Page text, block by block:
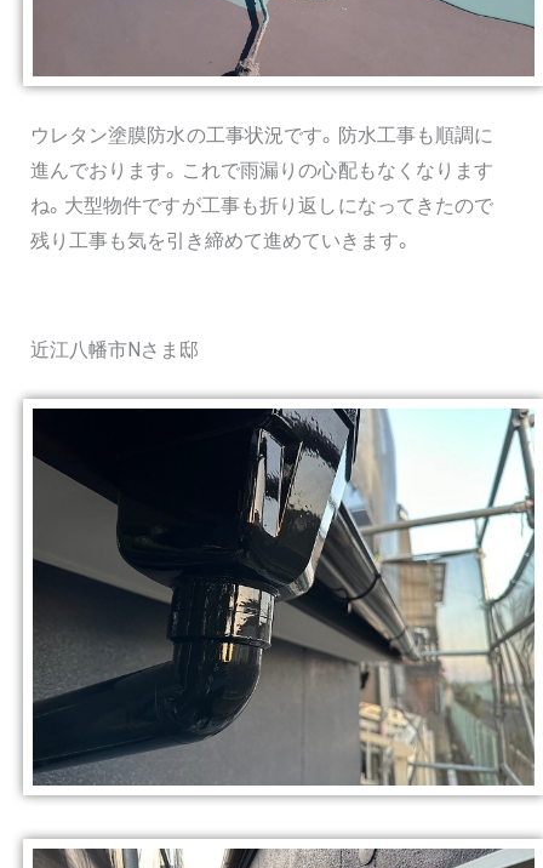
ウレタン塗膜防水の工事状況です。防水工事も順調に
進んでおります。これで雨漏りの心配もなくなります
ね。大型物件ですが工事も折り返しになってきたので
残り工事も気を引き締めて進めていきます。
近江八幡市Nさま邸